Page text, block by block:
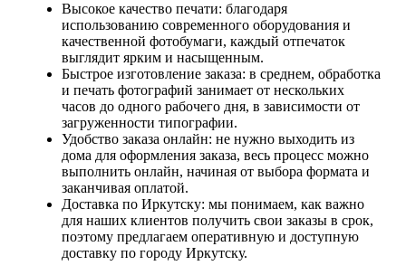
Высокое качество печати: благодаря
использованию современного оборудования и
качественной фотобумаги, каждый отпечаток
выглядит ярким и насыщенным.
Быстрое изготовление заказа: в среднем, обработка
и печать фотографий занимает от нескольких
часов до одного рабочего дня, в зависимости от
загруженности типографии.
Удобство заказа онлайн: не нужно выходить из
дома для оформления заказа, весь процесс можно
выполнить онлайн, начиная от выбора формата и
заканчивая оплатой.
Доставка по Иркутску: мы понимаем, как важно
для наших клиентов получить свои заказы в срок,
поэтому предлагаем оперативную и доступную
доставку по городу Иркутску.